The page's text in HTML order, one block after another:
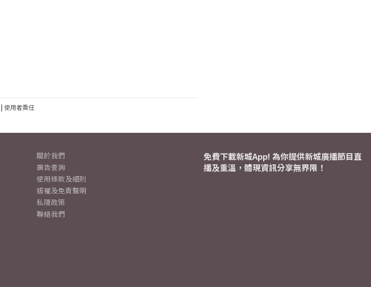
| 使用者責任
關於我們
廣告查詢
使用條款及細則
版權及免責聲明
私隱政策
聯絡我們
免費下載新城App! 為你提供新城廣播節目直
播及重溫，體現資訊分享無界限！